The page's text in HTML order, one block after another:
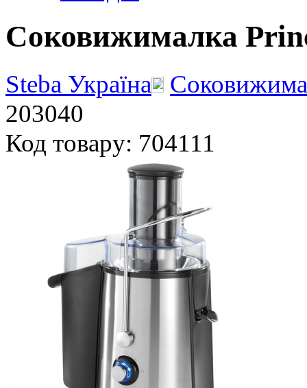
Соковижималка
Steba Україна
203040
Код товару: 704111